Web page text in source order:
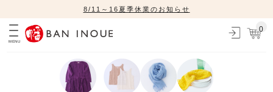
8/11～16夏季休業のお知らせ
MENU
0